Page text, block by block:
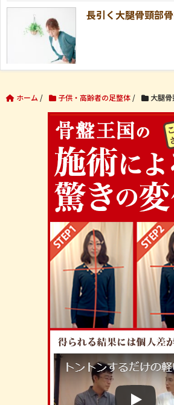
長引く大腿骨頸部
ホーム / 子供・高齢者の足整体 / 大腿